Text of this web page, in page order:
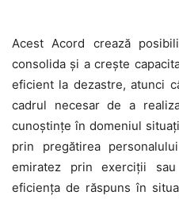
Acest Acord crează
consolida și a crește
eficient la dezastre, atunci
cadrul necesar de a
cunoștințe în domeniul
prin pregătirea
emiratez prin exerciții
eficiența de răspuns în